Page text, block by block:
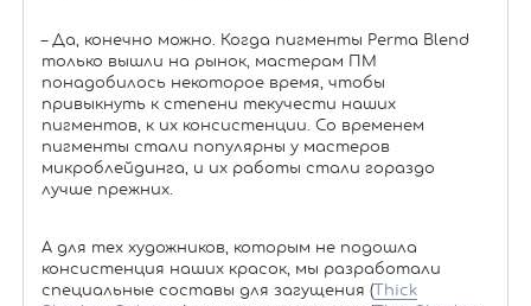
– Да, конечно можно. Когда пигменты Perma Blend
только вышли на рынок, мастерам ПМ
понадобилось некоторое время, чтобы
привыкнуть к степени текучести наших
пигментов, к их консистенции. Со временем
пигменты стали популярны у мастеров
микроблейдинга, и их работы стали гораздо
лучше прежних.
А для тех художников, которым не подошла
консистенция наших красок, мы разработали
специальные составы для загущения (Thick